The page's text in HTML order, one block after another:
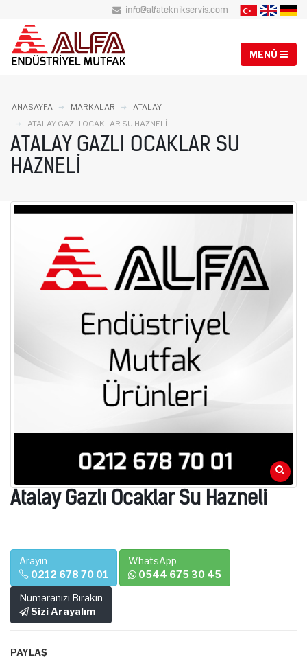
info@alfateknikservis.com
ANASAYFA MARKALAR
ATALAY
ATALAY GAZLI OCAKLAR SU HAZNELI
ATALAY GAZLI OCAKLAR SU
HAZNELI
Atalay Gazlı Ocaklar Su Hazneli
Arayın
0212 678 70 01
WhatsApp
0544 675 30 45
Numaranızı Bırakın
Sizi Arayalım
PAYLAŞ